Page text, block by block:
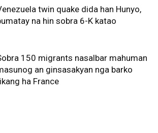
twin quake dida han Hunyo,
na hin sobra 6-K katao
150 migrants nasalbar mahuman
an ginsasakyan nga barko
ha France